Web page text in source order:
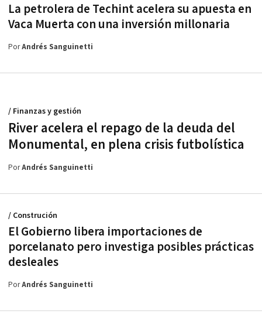
La petrolera de Techint acelera su apuesta en
Vaca Muerta con una inversión millonaria
PorAndrés Sanguinetti
River acelera el repago de la deuda del
Monumental, en plena crisis futbolística
/ Finanzas y gestión
PorAndrés Sanguinetti
El Gobierno libera importaciones de
porcelanato pero investiga posibles prácticas
desleales
/ Construción
PorAndrés Sanguinetti